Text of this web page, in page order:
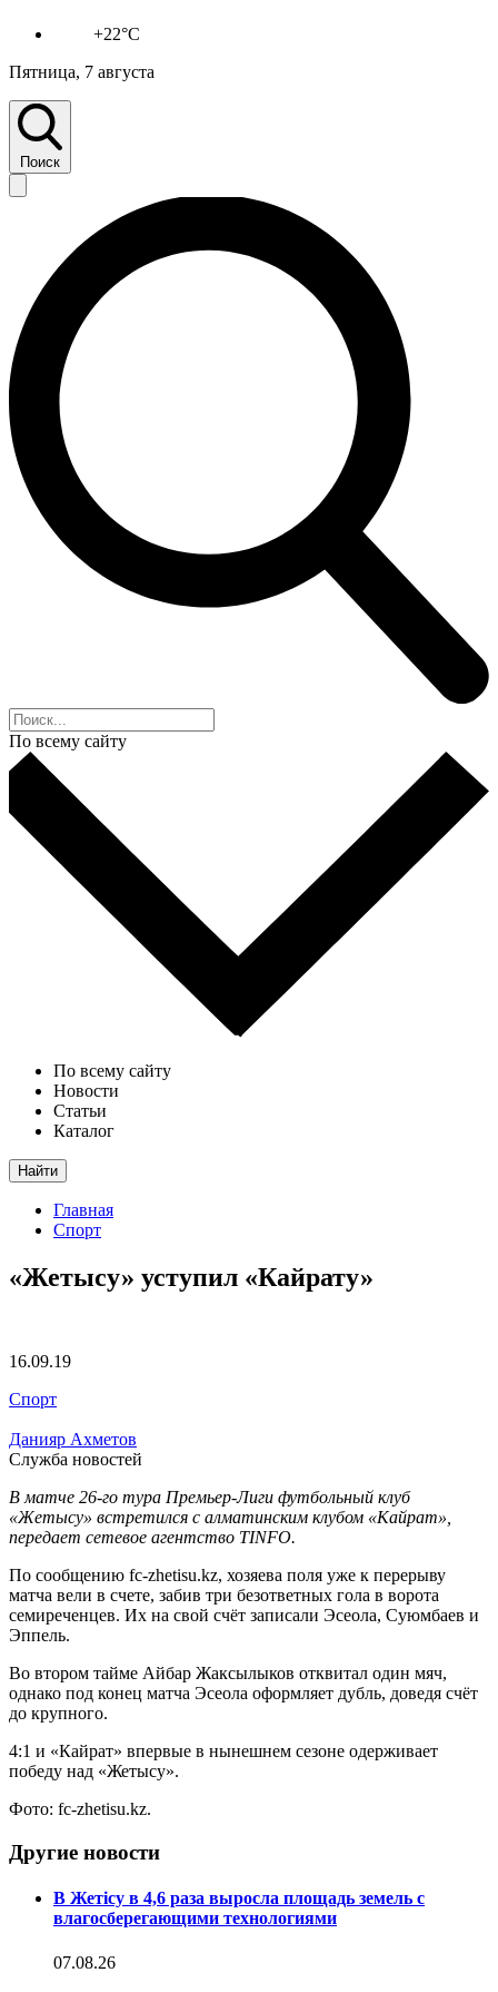
+22°C
Пятница, 7 августа
Поиск
По всему сайту
По всему сайту
Новости
Статьи
Каталог
Найти
Главная
Спорт
«Жетысу» уступил «Кайрату»
16.09.19
Спорт
Данияр Ахметов
Служба новостей
В матче 26-го тура Премьер-Лиги футбольный клуб
«Жетысу» встретился с алматинским клубом «Кайрат»,
передает сетевое агентство TINFО.
По сообщению fc-zhetisu.kz, хозяева поля уже к перерыву
матча вели в счете, забив три безответных гола в ворота
семиреченцев. Их на свой счёт записали Эсеола, Суюмбаев и
Эппель.
Во втором тайме Айбар Жаксылыков отквитал один мяч,
однако под конец матча Эсеола оформляет дубль, доведя счёт
до крупного.
4:1 и «Кайрат» впервые в нынешнем сезоне одерживает
победу над «Жетысу».
Фото: fc-zhetisu.kz.
Другие новости
В Жетісу в 4,6 раза выросла площадь земель с
влагосберегающими технологиями
07.08.26